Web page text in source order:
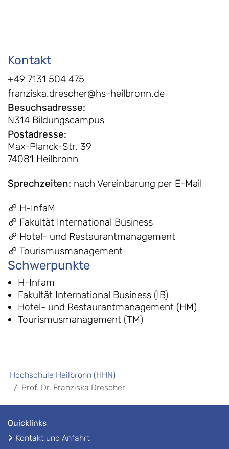
Kontakt
+49 7131 504 475
franziska.drescher@hs-heilbronn.de
Besuchsadresse:
N314 Bildungscampus
Postadresse:
Max-Planck-Str. 39
74081 Heilbronn
Sprechzeiten: nach Vereinbarung per E-Mail
H-InfaM
Fakultät International Business
Hotel- und Restaurantmanagement
Tourismusmanagement
Schwerpunkte
H-Infam
Fakultät International Business (IB)
Hotel- und Restaurantmanagement (HM)
Tourismusmanagement (TM)
Hochschule Heilbronn (HHN)
Prof. Dr. Franziska Drescher
Quicklinks
Kontakt und Anfahrt